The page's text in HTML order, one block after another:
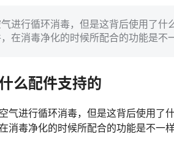
进行循环消毒，但是这背后使用了什
在消毒净化的时候所配合的功能是不
么配件支持的
气进行循环消毒，但是这背后使用了
毒净化的时候所配合的功能是不一样